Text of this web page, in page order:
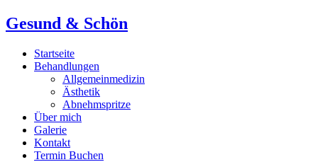
Gesund & Schön
Startseite
Behandlungen
Allgemeinmedizin
Ästhetik
Abnehmspritze
Über mich
Galerie
Kontakt
Termin Buchen